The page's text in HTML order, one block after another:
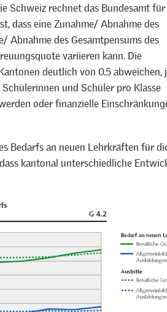
Schweiz rechnet das Bundesamt
dass eine Zunahme/ Abnahme des
Abnahme des Gesamtpensums des
variieren kann. Die
deutlich von 0.5 abweichen,
und Schüler pro Klasse
oder finanzielle
Bedarfs an neuen Lehrkräften für
kantonal unterschiedliche